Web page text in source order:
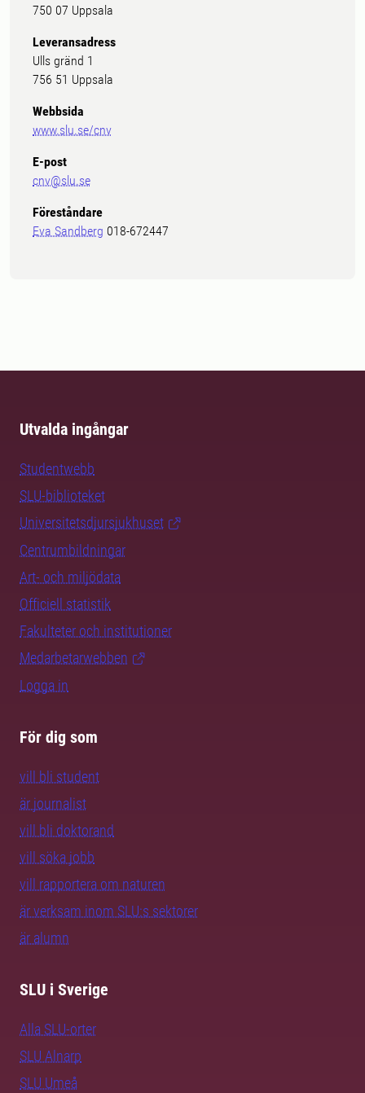
750 07 Uppsala
Leveransadress
Ulls gränd 1
756 51 Uppsala
Webbsida
www.slu.se/cnv
E-post
cnv@slu.se
Föreståndare
Eva Sandberg 018-672447
Utvalda ingångar
Studentwebb
SLU-biblioteket
Universitetsdjursjukhuset
Centrumbildningar
Art- och miljödata
Officiell statistik
Fakulteter och institutioner
Medarbetarwebben
Logga in
För dig som
vill bli student
är journalist
vill bli doktorand
vill söka jobb
vill rapportera om naturen
är verksam inom SLU:s sektorer
är alumn
SLU i Sverige
Alla SLU-orter
SLU Alnarp
SLU Umeå